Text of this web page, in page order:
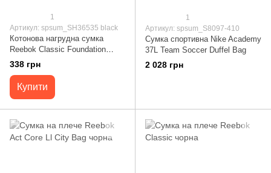
1
Артикул: spsum_SH36535 black
Котонова нагрудна сумка
Reebok Classic Foundation
чорна
338 грн
Купити
1
Артикул: spsum_S8097-410
Сумка спортивна Nike Academy
37L Team Soccer Duffel Bag
2 028 грн